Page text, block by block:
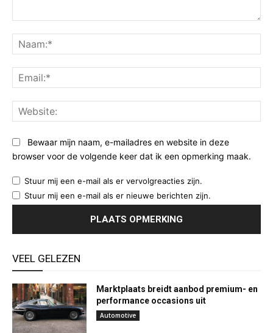
Bewaar mijn naam, e-mailadres en website in deze
browser voor de volgende keer dat ik een opmerking maak.
Stuur mij een e-mail als er vervolgreacties zijn.
Stuur mij een e-mail als er nieuwe berichten zijn.
VEEL GELEZEN
Marktplaats breidt aanbod premium- en
performance occasions uit
Automotive